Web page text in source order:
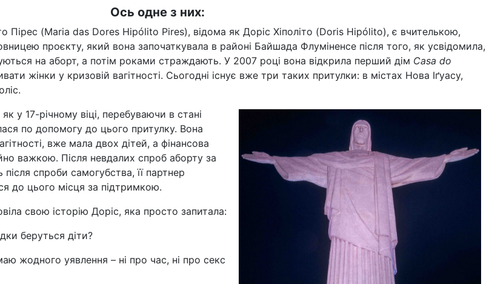
Ось одне з них:
Пірес (Maria das Dores Hipólito Pires), відома як Доріс Хіполіто (Doris Hipólito), є вчителькою,
проєкту, який вона започаткувала в районі Байшада Флуміненсе після того, як усвідомила,
на аборт, а потім роками страждають. У 2007 році вона відкрила перший дім Casa do
жінки у кризовій вагітності. Сьогодні існує вже три таких притулки: в містах Нова Іґуасу,
у 17-річному віці, перебуваючи в стані
по допомогу до цього притулку. Вона
вже мала двох дітей, а фінансова
важкою. Після невдалих спроб аборту за
спроби самогубства, її партнер
до цього місця за підтримкою.
свою історію Доріс, яка просто запитала:
беруться діти?
жодного уявлення – ні про час, ні про секс